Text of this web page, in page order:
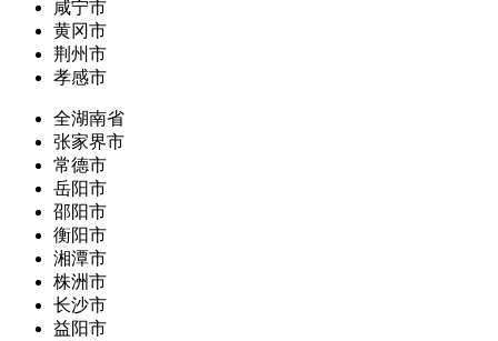
咸宁市
黄冈市
荆州市
孝感市
全湖南省
张家界市
常德市
岳阳市
邵阳市
衡阳市
湘潭市
株洲市
长沙市
益阳市